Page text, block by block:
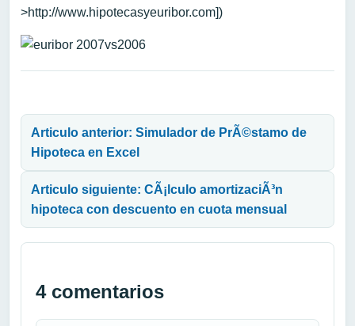
>http://www.hipotecasyeuribor.com])
Articulo anterior: Simulador de PrÃ©stamo de
Hipoteca en Excel
Articulo siguiente: CÃ¡lculo amortizaciÃ³n
hipoteca con descuento en cuota mensual
4 comentarios